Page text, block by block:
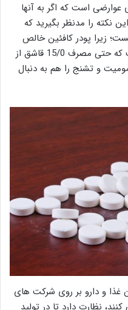
عوارضی است که اگر به آنها
نکته را مدنظر بگیرید که
زیرا پودر کافئین خالص
حاوی ماده های بسیار خطرناکی است که حتی مصرف 15/0 قاشق از
و تشنج را هم به دنبال
غذا و دارو بر روی شرکت های